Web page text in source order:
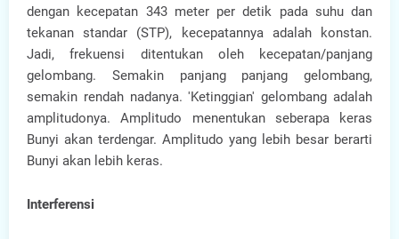
dengan kecepatan 343 meter per detik pada suhu dan
tekanan standar (STP), kecepatannya adalah konstan.
Jadi, frekuensi ditentukan oleh kecepatan/panjang
gelombang. Semakin panjang panjang gelombang,
semakin rendah nadanya. 'Ketinggian' gelombang adalah
amplitudonya. Amplitudo menentukan seberapa keras
Bunyi akan terdengar. Amplitudo yang lebih besar berarti
Bunyi akan lebih keras.
Interferensi